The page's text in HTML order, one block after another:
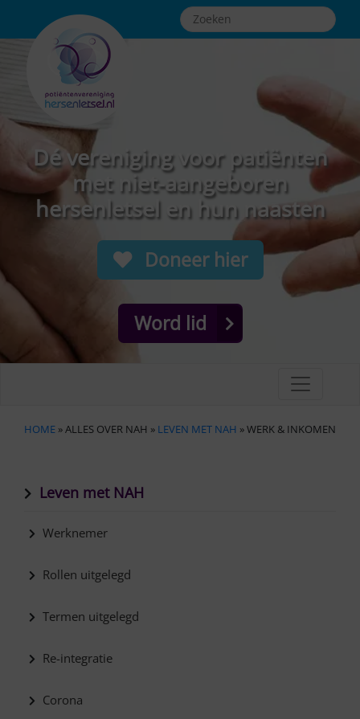
Dé vereniging voor patiënten
met niet-aangeboren
hersenletsel en hun naasten
Doneer hier
Word lid
HOME » ALLES OVER NAH » LEVEN MET NAH » WERK & INKOMEN
Leven met NAH
Werknemer
Rollen uitgelegd
Termen uitgelegd
Re-integratie
Corona